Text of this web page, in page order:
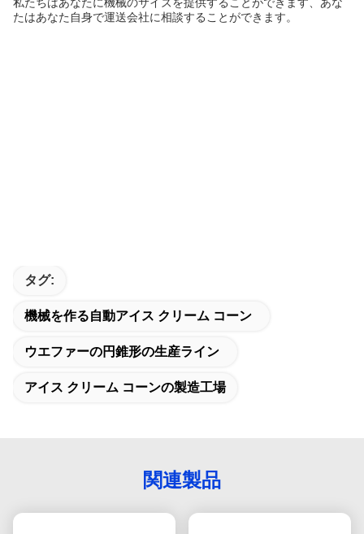
たはあなた自身で運送会社に相談することができます。
タグ:
機械を作る自動アイス クリーム コーン
ウエファーの円錐形の生産ライン
アイス クリーム コーンの製造工場
関連製品